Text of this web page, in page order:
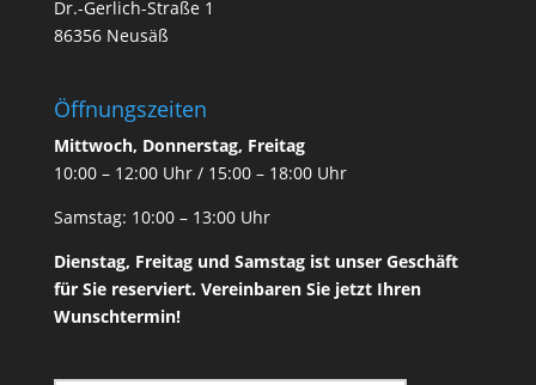
Dr.-Gerlich-Straße 1
86356 Neusäß
Öffnungszeiten
Mittwoch, Donnerstag, Freitag
10:00 – 12:00 Uhr / 15:00 – 18:00 Uhr
Samstag: 10:00 – 13:00 Uhr
Dienstag, Freitag und Samstag ist unser Geschäft
für Sie reserviert. Vereinbaren Sie jetzt Ihren
Wunschtermin!